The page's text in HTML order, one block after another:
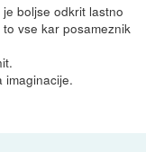
boljse odkrit lastno
vse kar posameznik
imaginacije.